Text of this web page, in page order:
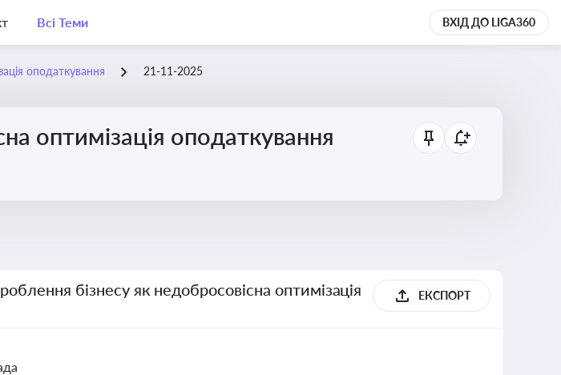
Всі Теми ВХІД ДО LIGA360
оподаткування 21-11-2025
оптимізація оподаткування
бізнесу як недобросовісна оптимізація
ЕКСПОРТ